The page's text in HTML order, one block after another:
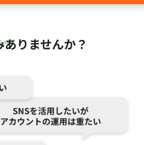
ありませんか？